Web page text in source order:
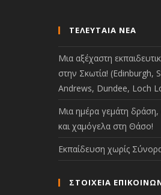
ΤΕΛΕΥΤΑΙΑ ΝΕΑ
Μια αξέχαστη
στην Σκωτία! (Edinburgh,
Andrews, Dundee, Loch
Μια ημέρα γεμάτη
και χαμόγελα στη Θάσο!
Εκπαίδευση χωρίς
ΣΤΟΙΧΕΙΑ